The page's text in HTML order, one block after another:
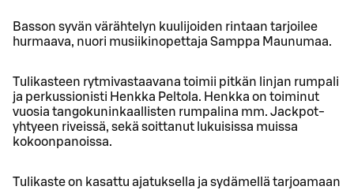
Basson syvän värähtelyn kuulijoiden rintaan tarjoilee
hurmaava, nuori musiikinopettaja Samppa Maunumaa.
Tulikasteen rytmivastaavana toimii pitkän linjan rumpali
ja perkussionisti Henkka Peltola. Henkka on toiminut
vuosia tangokuninkaallisten rumpalina mm. Jackpot-
yhtyeen riveissä, sekä soittanut lukuisissa muissa
kokoonpanoissa.
Tulikaste on kasattu ajatuksella ja sydämellä tarjoamaan